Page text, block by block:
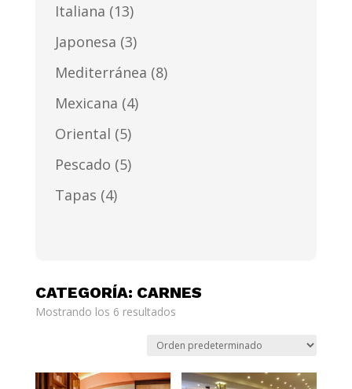
Italiana (13)
Japonesa (3)
Mediterránea (8)
Mexicana (4)
Oriental (5)
Pescado (5)
Tapas (4)
CATEGORÍA: CARNES
Mostrando los 6 resultados